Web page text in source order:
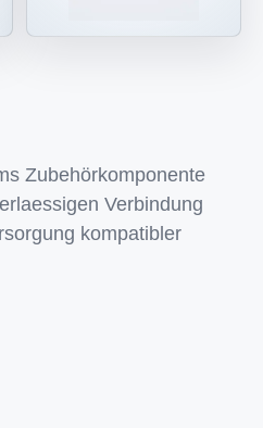
Zubehörkomponente
Verbindung
kompatibler